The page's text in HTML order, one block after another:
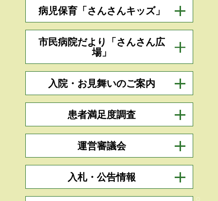
病児保育「さんさんキッズ」
市民病院だより「さんさん広
場」
入院・お見舞いのご案内
患者満足度調査
運営審議会
入札・公告情報